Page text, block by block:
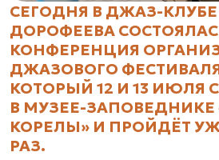
СЕГОДНЯ В ДЖАЗ-
ДОРОФЕЕВА
КОНФЕРЕНЦИЯ
ДЖАЗОВОГО
КОТОРЫЙ 12 И 13 ИЮЛЯ
В МУЗЕЕ-
КОРЕЛЫ» И ПРОЙДЁТ
РАЗ.